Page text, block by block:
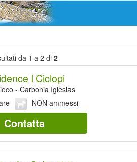
da 1 a 2 di 2
I Ciclopi
- Carbonia Iglesias
NON ammessi
Contatta